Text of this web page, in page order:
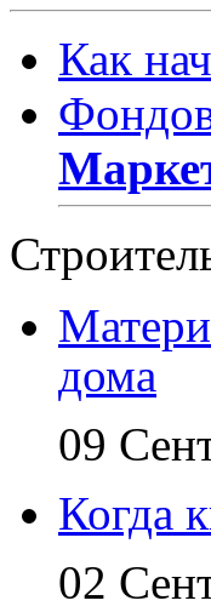
Как
дома
09
Когда
02